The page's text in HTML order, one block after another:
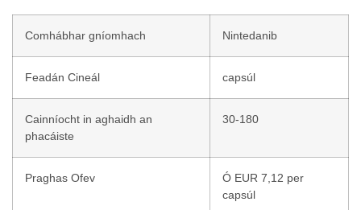
Comhábhar gníomhach Nintedanib
Feadán Cineál capsúl
Cainníocht in aghaidh an
phacáiste
30-180
Praghas Ofev
Ó EUR 7,12 per
capsúl